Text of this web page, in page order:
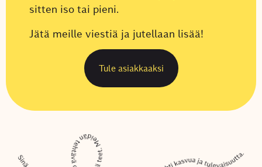
sitten iso tai pieni.
Jätä meille viestiä ja jutellaan lisää!
Tule asiakkaaksi